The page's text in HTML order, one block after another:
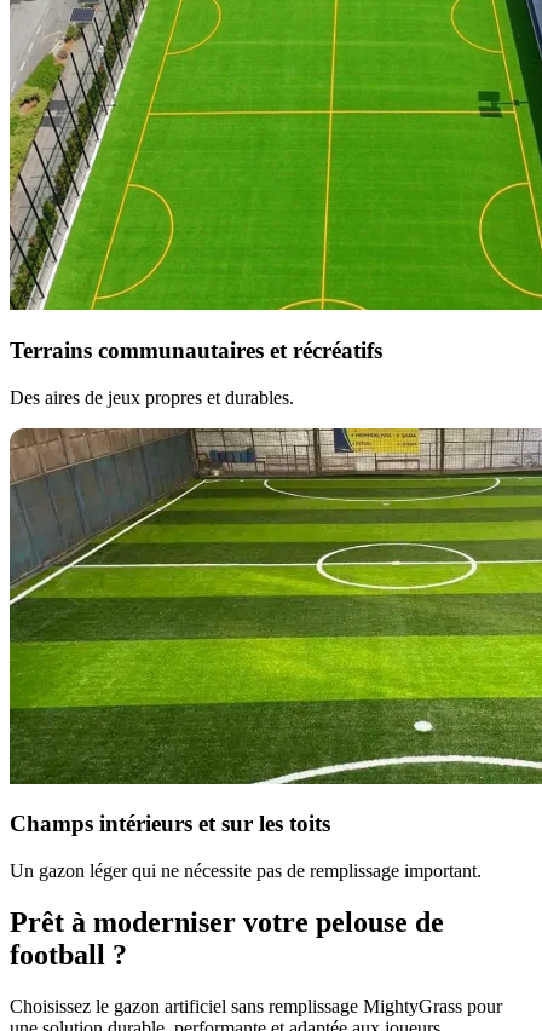
Terrains communautaires et récréatifs
Des aires de jeux propres et durables.
Champs intérieurs et sur les toits
Un gazon léger qui ne nécessite pas de remplissage important.
Prêt à moderniser votre pelouse de
football ?
Choisissez le gazon artificiel sans remplissage MightyGrass pour